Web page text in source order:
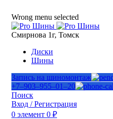
Wrong menu selected
Смирнова 1г, Томск
Диски
Шины
Запись на шиномонтаж
+7‒903‒955‒01‒20
Поиск
Вход / Регистрация
0 элемент 0 ₽